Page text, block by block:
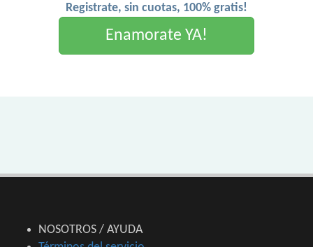
Registrate, sin cuotas, 100% gratis!
Enamorate YA!
NOSOTROS / AYUDA